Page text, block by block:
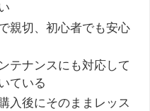
親切、初心者でも安心
テナンスにも対応して
ている
入後にそのままレッス